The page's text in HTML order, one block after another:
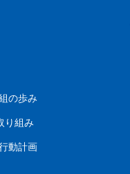
の歩み
り組み
動計画